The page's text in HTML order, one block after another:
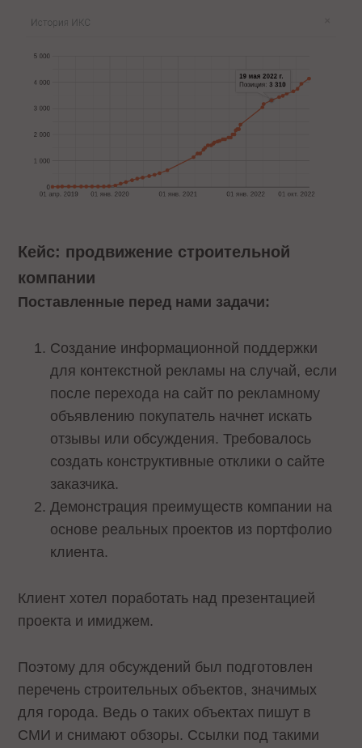
Кейс: продвижение строительной
компании
Поставленные перед нами задачи:
Создание информационной поддержки
для контекстной рекламы на случай, если
после перехода на сайт по рекламному
объявлению покупатель начнет искать
отзывы или обсуждения. Требовалось
создать конструктивные отклики о сайте
заказчика.
Демонстрация преимуществ компании на
основе реальных проектов из портфолио
клиента.
Клиент хотел поработать над презентацией
проекта и имиджем.
Поэтому для обсуждений был подготовлен
перечень строительных объектов, значимых
для города. Ведь о таких объектах пишут в
СМИ и снимают обзоры. Ссылки под такими